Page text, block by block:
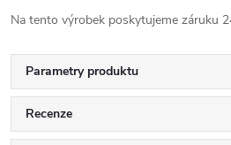
Na tento výrobek poskytujeme záruku
Parametry produktu
Recenze